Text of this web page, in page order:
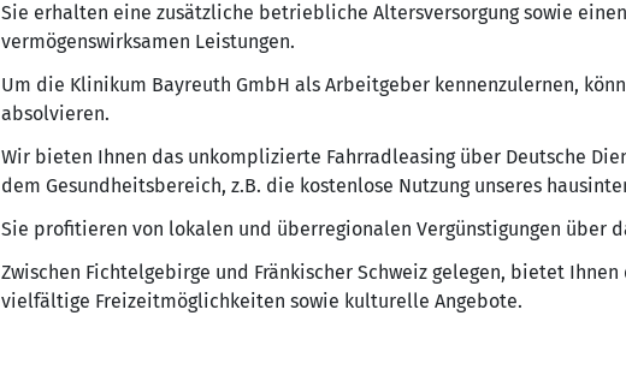
Sie erhalten eine zusätzliche betriebliche Altersversorgung sowie
vermögenswirksamen Leistungen.
Um die Klinikum Bayreuth GmbH als Arbeitgeber kennenzulernen,
absolvieren.
Wir bieten Ihnen das unkomplizierte Fahrradleasing über Deutsche
dem Gesundheitsbereich, z.B. die kostenlose Nutzung unseres
Sie profitieren von lokalen und überregionalen Vergünstigungen über
Zwischen Fichtelgebirge und Fränkischer Schweiz gelegen, bietet
vielfältige Freizeitmöglichkeiten sowie kulturelle Angebote.